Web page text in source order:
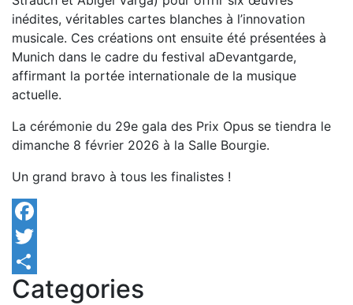
inédites, véritables cartes blanches à l’innovation
musicale. Ces créations ont ensuite été présentées à
Munich dans le cadre du festival aDevantgarde,
affirmant la portée internationale de la musique
actuelle.
La cérémonie du 29e gala des Prix Opus se tiendra le
dimanche 8 février 2026 à la Salle Bourgie.
Un grand bravo à tous les finalistes !
Facebook
Twitter
Share
Categories